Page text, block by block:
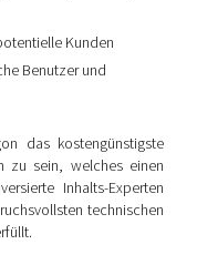
Kunden
Benutzer und
das kostengünstigste
zu sein, welches einen
Inhalts-Experten
technischen